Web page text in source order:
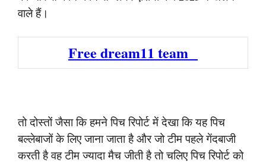
वाले हैं।
Free dream11 team
तो दोस्तों जैसा कि हमने पिच रिपोर्ट में देखा कि यह पिच
बल्लेबाजों के लिए जाना जाता है और जो टीम पहले गेंदबाजी
करती है वह टीम ज्यादा मैच जीती है तो चलिए पिच रिपोर्ट को